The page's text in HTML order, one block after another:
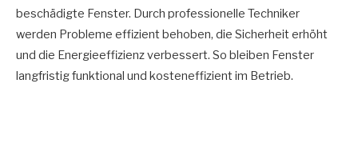
beschädigte Fenster. Durch professionelle Techniker
werden Probleme effizient behoben, die Sicherheit erhöht
und die Energieeffizienz verbessert. So bleiben Fenster
langfristig funktional und kosteneffizient im Betrieb.